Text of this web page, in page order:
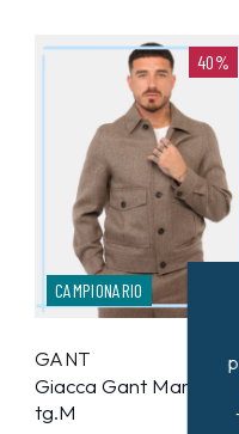
40%
CAMPIONARIO
GANT
Giacca Gant Marrone
tg.M